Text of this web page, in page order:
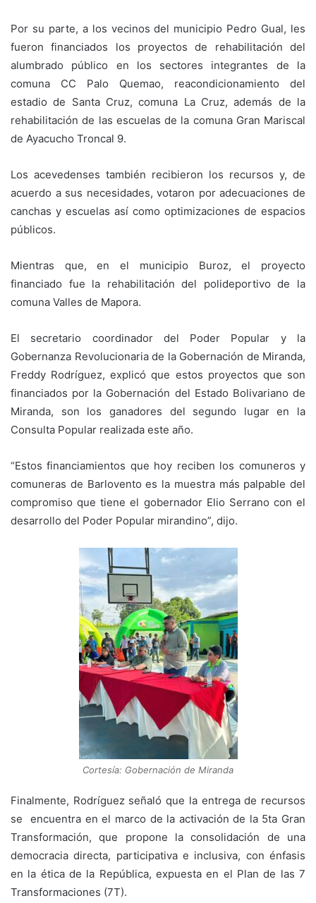
Por su parte, a los vecinos del municipio Pedro Gual, les
fueron financiados los proyectos de rehabilitación del
alumbrado público en los sectores integrantes de la
comuna CC Palo Quemao, reacondicionamiento del
estadio de Santa Cruz, comuna La Cruz, además de la
rehabilitación de las escuelas de la comuna Gran Mariscal
de Ayacucho Troncal 9.
Los acevedenses también recibieron los recursos y, de
acuerdo a sus necesidades, votaron por adecuaciones de
canchas y escuelas así como optimizaciones de espacios
públicos.
Mientras que, en el municipio Buroz, el proyecto
financiado fue la rehabilitación del polideportivo de la
comuna Valles de Mapora.
El secretario coordinador del Poder Popular y la
Gobernanza Revolucionaria de la Gobernación de Miranda,
Freddy Rodríguez, explicó que estos proyectos que son
financiados por la Gobernación del Estado Bolivariano de
Miranda, son los ganadores del segundo lugar en la
Consulta Popular realizada este año.
“Estos financiamientos que hoy reciben los comuneros y
comuneras de Barlovento es la muestra más palpable del
compromiso que tiene el gobernador Elio Serrano con el
desarrollo del Poder Popular mirandino”, dijo.
Cortesía: Gobernación de Miranda
Finalmente, Rodríguez señaló que la entrega de recursos
se encuentra en el marco de la activación de la 5ta Gran
Transformación, que propone la consolidación de una
democracia directa, participativa e inclusiva, con énfasis
en la ética de la República, expuesta en el Plan de las 7
Transformaciones (7T).